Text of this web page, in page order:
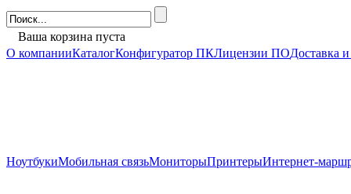
Ваша корзина пуста
О компанииКаталогКонфигуратор ПКЛицензии ПОДоставка
НоутбукиМобильная связьМониторыПринтерыИнтернет-